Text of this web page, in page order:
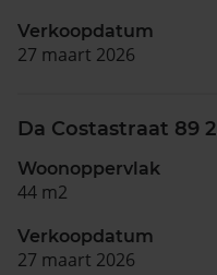
Verkoopdatum
27 maart 2026
Da Costastraat 89 2
Woonoppervlak
44 m2
Verkoopdatum
27 maart 2026